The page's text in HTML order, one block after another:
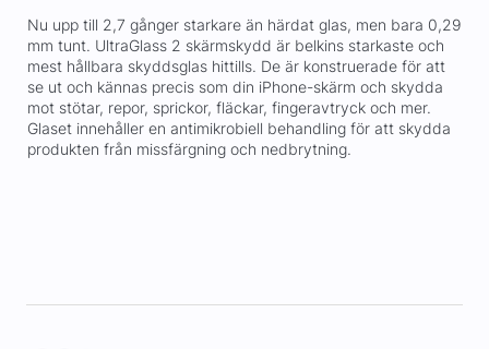
Nu upp till 2,7 gånger starkare än härdat glas, men bara 0,29
mm tunt. UltraGlass 2 skärmskydd är belkins starkaste och
mest hållbara skyddsglas hittills. De är konstruerade för att
se ut och kännas precis som din iPhone-skärm och skydda
mot stötar, repor, sprickor, fläckar, fingeravtryck och mer.
Glaset innehåller en antimikrobiell behandling för att skydda
produkten från missfärgning och nedbrytning.